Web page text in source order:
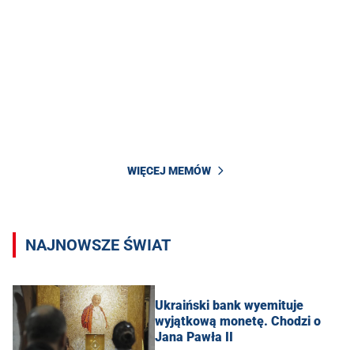
WIĘCEJ MEMÓW
NAJNOWSZE ŚWIAT
Ukraiński bank wyemituje
wyjątkową monetę. Chodzi o
Jana Pawła II